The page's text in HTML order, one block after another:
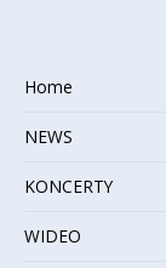
Home
NEWS
KONCERTY
WIDEO